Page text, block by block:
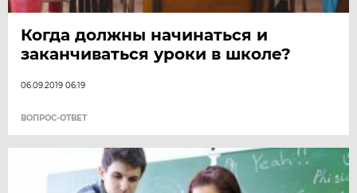
Когда должны начинаться и
заканчиваться уроки в школе?
06.09.2019 06:19
ВОПРОС-ОТВЕТ